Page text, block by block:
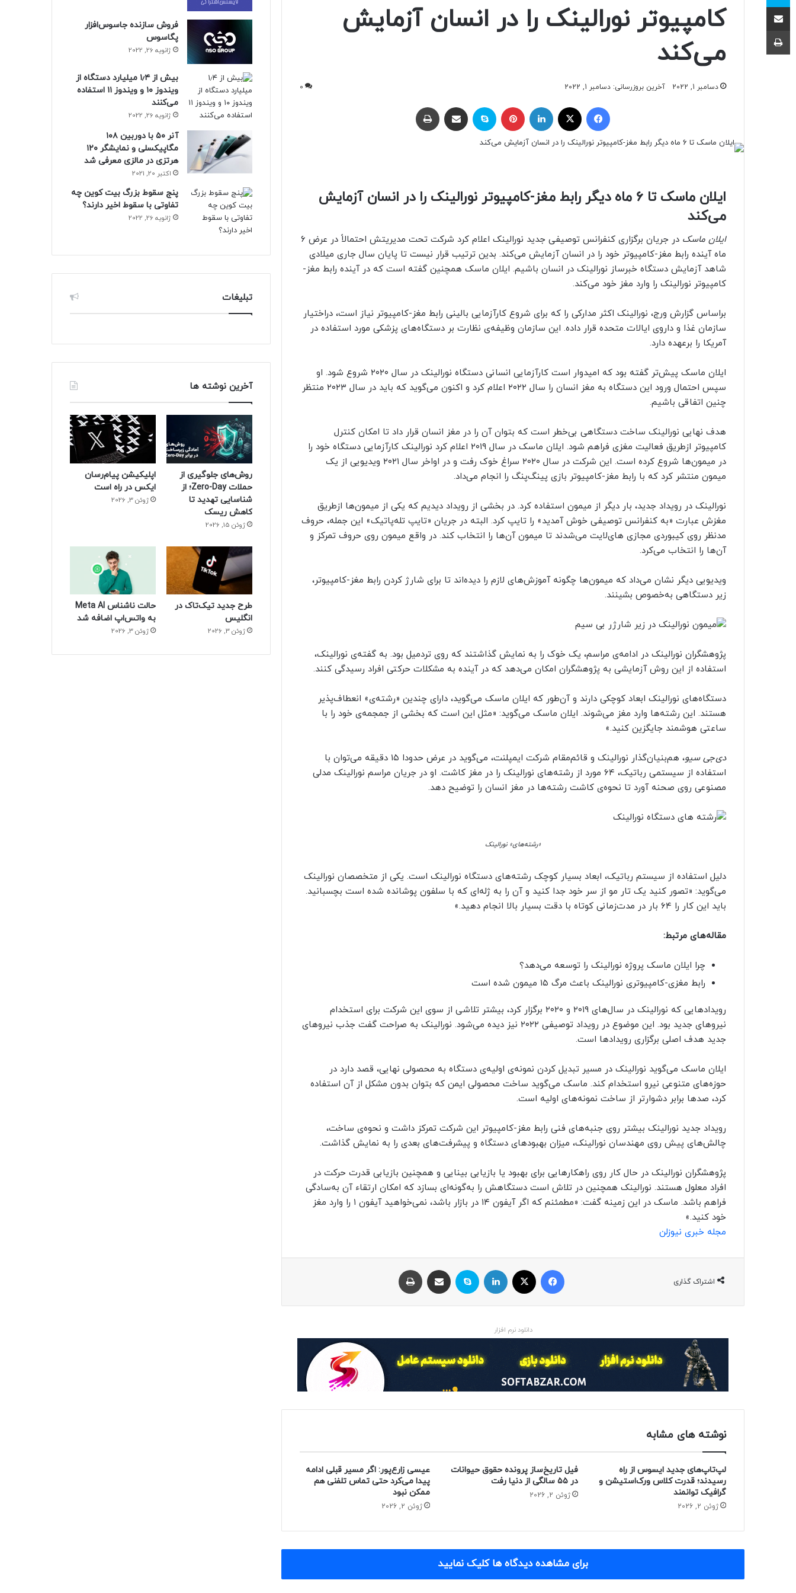
کامپیوتر نورالینک را در انسان آزمایش
می‌کند
دسامبر 1, 2022 آخرین بروزرسانی: دسامبر 1, 2022 0
ایکس
ایلان ماسک تا ۶ ماه دیگر رابط مغز-کامپیوتر نورالینک را در انسان آزمایش
می‌کند
ایلان ماسک
در جریان برگزاری کنفرانس توصیفی جدید نورالینک اعلام کرد شرکت تحت مدیریتش احتمالاً در عرض ۶
ماه آینده رابط مغز-کامپیوتر خود را در انسان آزمایش می‌کند. بدین ترتیب قرار نیست تا پایان سال جاری میلادی
شاهد آزمایش دستگاه خبرساز نورالینک در انسان باشیم. ایلان ماسک همچنین گفته است که در آینده رابط مغز-
کامپیوتر نورالینک را وارد مغز خود می‌کند.
براساس گزارش ورج، نورالینک اکثر مدارکی را که برای شروع کارآزمایی بالینی رابط مغز-کامپیوتر نیاز است، دراختیار
سازمان غذا و داروی ایالات متحده قرار داده. این سازمان وظیفه‌ی نظارت بر دستگاه‌های پزشکی مورد استفاده در
آمریکا را برعهده دارد.
ایلان ماسک پیش‌تر گفته بود که امیدوار است کارآزمایی انسانی دستگاه نورالینک در سال ۲۰۲۰ شروع شود. او
سپس احتمال ورود این دستگاه به مغز انسان را سال ۲۰۲۲ اعلام کرد و اکنون می‌گوید که باید در سال ۲۰۲۳ منتظر
چنین اتفاقی باشیم.
هدف نهایی نورالینک ساخت دستگاهی بی‌خطر است که بتوان آن را در مغز انسان قرار داد تا امکان کنترل
کامپیوتر ازطریق فعالیت مغزی فراهم شود. ایلان ماسک در سال ۲۰۱۹ اعلام کرد نورالینک کارآزمایی دستگاه خود را
در میمون‌ها شروع کرده است. این شرکت در سال ۲۰۲۰ سراغ خوک رفت و در اواخر سال ۲۰۲۱ ویدیویی از یک
میمون منتشر کرد که با رابط مغز-کامپیوتر بازی پینگ‌پنگ را انجام می‌داد.
نورالینک در رویداد جدید، بار دیگر از میمون استفاده کرد. در بخشی از رویداد دیدیم که یکی از میمون‌ها ازطریق
مغزش عبارت «به کنفرانس توصیفی خوش آمدید» را تایپ کرد. البته در جریان «تایپ تله‌پاتیک» این جمله،‌ حروف
مدنظر روی کیبوردی مجازی های‌لایت می‌شدند تا میمون آن‌ها را انتخاب کند. در واقع میمون روی حروف تمرکز و
آن‌ها را انتخاب می‌کرد.
ویدیویی دیگر نشان می‌داد که میمون‌ها چگونه آموزش‌های لازم را دیده‌اند تا برای شارژ کردن رابط مغز-کامپیوتر،
زیر دستگاهی به‌خصوص بشینند.
پژوهشگران نورالینک در ادامه‌ی مراسم، یک خوک را به نمایش گذاشتند که روی تردمیل بود. به گفته‌ی نورالینک،
استفاده از این روش آزمایشی به پژوهشگران امکان می‌دهد که در آینده به مشکلات حرکتی افراد رسیدگی کنند.
دستگاه‌های نورالینک ابعاد کوچکی دارند و آن‌طور که ایلان ماسک می‌گوید، دارای چندین «رشته‌ی» انعطاف‌پذیر
هستند. این رشته‌ها وارد مغز می‌شوند. ایلان ماسک می‌گوید: «مثل این است که بخشی از جمجمه‌ی خود را با
ساعتی هوشمند جایگزین کنید.»
دی‌جی سیو
، هم‌بنیان‌گذار نورالینک و قائم‌مقام شرکت ایمپلنت، می‌گوید در عرض حدودا ۱۵ دقیقه می‌توان با
استفاده از سیستمی رباتیک،‌ ۶۴ مورد از رشته‌های نورالینک را در مغز کاشت. او در جریان مراسم نورالینک مدلی
مصنوعی روی صحنه آورد تا نحوه‌ی کاشت رشته‌ها در مغز انسان را توضیح دهد.
«رشته‌های» نورالینک
دلیل استفاده از سیستم رباتیک، ابعاد بسیار کوچک رشته‌های دستگاه نورالینک است. یکی از متخصصان نورالینک
می‌گوید: «تصور کنید یک تار مو از سر خود جدا کنید و آن را به ژله‌ای که با سلفون پوشانده شده است بچسبانید.
باید این کار را ۶۴ بار در مدت‌زمانی کوتاه با دقت بسیار بالا انجام دهید.»
مقاله‌های مرتبط:
چرا ایلان ماسک پروژه نورالینک را توسعه می‌دهد؟
رابط مغزی-کامپیوتری نورالینک باعث مرگ ۱۵ میمون شده است
رویدادهایی که نورالینک در سال‌های ۲۰۱۹ و ۲۰۲۰ برگزار کرد، بیشتر تلاشی از سوی این شرکت برای استخدام
نیروهای جدید بود. این موضوع در رویداد توصیفی ۲۰۲۲ نیز دیده می‌شود. نورالینک به صراحت گفت جذب نیروهای
جدید هدف اصلی برگزاری رویدادها است.
ایلان ماسک می‌گوید نورالینک در مسیر تبدیل کردن نمونه‌ی اولیه‌ی دستگاه به محصولی نهایی، قصد دارد در
حوزه‌های متنوعی نیرو استخدام کند. ماسک می‌گوید ساخت محصولی ایمن که بتوان بدون مشکل از آن استفاده
کرد، صدها برابر دشوارتر از ساخت نمونه‌های اولیه است.
رویداد جدید نورالینک بیشتر روی جنبه‌های فنی رابط مغز-کامپیوتر این شرکت تمرکز داشت و نحوه‌ی ساخت،
چالش‌های پیش روی مهندسان نورالینک،‌ میزان بهبودهای دستگاه و پیشرفت‌های بعدی را به نمایش گذاشت.
پژوهشگران نورالینک در حال کار روی راهکارهایی برای بهبود یا بازیابی بینایی و همچنین بازیابی قدرت حرکت در
افراد معلول هستند. نورالینک همچنین در تلاش است دستگاهش را به‌گونه‌ای بسازد که امکان ارتقاء آن به‌سادگی
فراهم باشد. ماسک در این زمینه گفت: «مطمئنم که اگر آیفون ۱۴ در بازار باشد، نمی‌خواهید آیفون ۱ را وارد مغز
خود کنید.»
مجله خبری نیوزلن
اشتراک گذاری
ایکس
دانلود نرم افزار
نوشته های مشابه
لپ‌تاپ‌های جدید ایسوس از راه
رسیدند؛ قدرت کلاس ورک‌استیشن و
گرافیک توانمند
ژوئن 2, 2026
فیل تاریخ‌ساز پرونده حقوق حیوانات
در ۵۵ سالگی از دنیا رفت
ژوئن 2, 2026
عیسی زارع‌پور: اگر مسیر قبلی ادامه
پیدا می‌کرد حتی تماس تلفنی هم
ممکن نبود
ژوئن 2, 2026
برای مشاهده دیدگاه ها کلیک نمایید
فروش سازنده جاسوس‌افزار
پگاسوس
ژانویه 26, 2022
بیش از ۱٫۴ میلیارد دستگاه از
ویندوز ۱۰ و ویندوز ۱۱ استفاده
می‌کنند
ژانویه 26, 2022
آنر ۵۰ با دوربین ۱۰۸
مگاپیکسلی و نمایشگر ۱۲۰
هرتزی در مالزی معرفی شد
اکتبر 20, 2021
پنج سقوط بزرگ بیت کوین چه
تفاوتی با سقوط اخیر دارند؟
ژانویه 26, 2022
تبلیغات
آخرین نوشته ها
روش‌های جلوگیری از
حملات Zero-Day؛ از
شناسایی تهدید تا
کاهش ریسک
ژوئن 15, 2026
اپلیکیشن پیام‌رسان
ایکس در راه است
ژوئن 3, 2026
طرح جدید تیک‌تاک در
انگلیس
ژوئن 3, 2026
حالت ناشناس Meta AI
به واتس‌اپ اضافه شد
ژوئن 3, 2026